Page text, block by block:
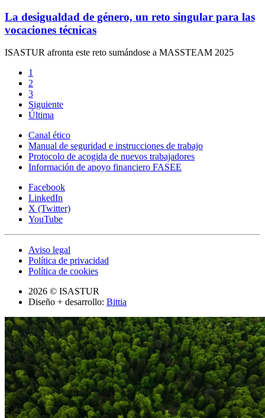
La desigualdad de género, un reto singular para las
vocaciones técnicas
ISASTUR afronta este reto sumándose a MASSTEAM 2025
1
2
3
Siguiente
Última
Canal ético
Manual de seguridad e instrucciones de trabajo
Protocolo de acogida de nuevos trabajadores
Información de apoyo financiero FASEE
Facebook
LinkedIn
X (Twitter)
YouTube
Aviso legal
Política de privacidad
Política de cookies
2026 © ISASTUR
Diseño + desarrollo: Bittia